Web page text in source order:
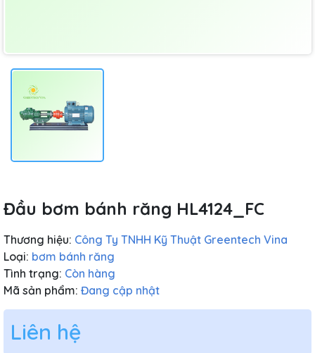
Đầu bơm bánh răng HL4124_FC
Thương hiệu: Công Ty TNHH Kỹ Thuật Greentech Vina
Loại: bơm bánh răng
Tình trạng: Còn hàng
Mã sản phẩm: Đang cập nhật
Liên hệ